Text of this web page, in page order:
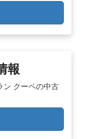
報
ン クーペの中古